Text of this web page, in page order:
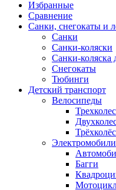
Избранные
Сравнение
Санки, снегокаты и
Санки
Санки-коляски
Санки-коляска
Снегокаты
Тюбинги
Детский транспорт
Велосипеды
Электромобили
Багги